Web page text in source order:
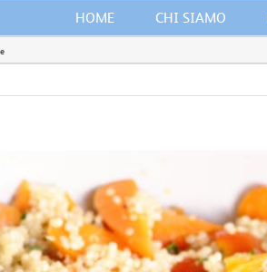
HOME CHI SIAMO